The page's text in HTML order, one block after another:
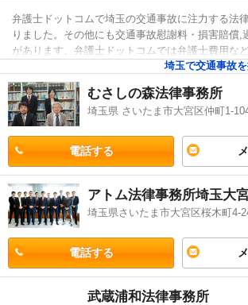
新座 桶川 久喜 北本 八潮 富士見
坂戸 幸手 鶴ヶ島 日高 吉川 ふじみ
三芳 毛呂山 滑川 嵐山 小川
鳩山 ときがわ 横瀬 皆野 長瀞 小鹿
美里 神川 上里 寄居 宮代 杉戸
弁護士ドットコムで埼玉の交通事故に注力する法
りました。その他にも交通事故慰謝料・損害賠償,
があります。弁護士ドットコムでは弁護士費用な
付している法律事務所や無料の法律相談「みんな
ている法律事務所などがあります。また、後遺障
死亡事故などを幅広く取り扱う弁護士が所属する
のため、例えば「交通事故に強い法律事務所や評
弁護士数で比較したい」などの希望にも応じるこ
故で法律事務所を探している方は弁護士ドットコ
ら、事務所の設備や男性・女性などの性別などの
に合った法律事務所に問合せをしてみることをお
埼玉で交通事故
検索結果
むさしの森法律事務所
電話する
アトム法律事務所埼玉大
埼玉県さいたま市大宮区桜木町4-
電話する
武蔵浦和法律事務所